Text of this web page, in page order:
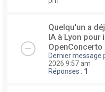
Quelqu'un a
IA à Lyon pour
OpenConcerto
Dernier message
2026 9:57 am
Réponses : 1